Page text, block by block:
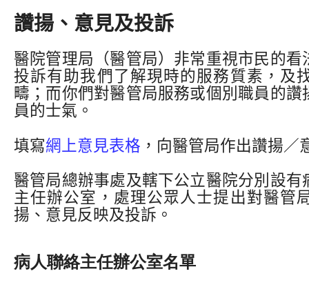
讚揚、意見及投訴
醫院管理局（醫管局）非常重視市民的
投訴有助我們了解現時的服務質素，及
疇；而你們對醫管局服務或個別職員的
員的士氣。
填寫網上意見表格 ，向醫管局作出讚揚
醫管局總辦事處及轄下公立醫院分別設
主任辦公室，處理公眾人士提出對醫管
揚、意見反映及投訴。